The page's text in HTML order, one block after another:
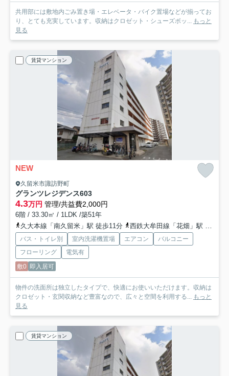
共用部には敷地内ごみ置き場・エレベータ・バイク置場などが揃ってお
り、とても充実しています。収納はクロゼット・シューズボッ... もっと
見る
賃貸マンション
NEW
久留米市諏訪野町
グランツレジデンス603
4.3万円 管理/共益費2,000円
6階 / 33.30㎡ / 1LDK /築51年
久大本線「南久留米」駅 徒歩11分
西鉄大牟田線「花畑」駅 徒歩13分
バス・トイレ別 室内洗濯機置場 エアコン
バルコニー
フローリング
電気有
敷0 即入居可
物件の洗面所は独立したタイプで、快適にお使いいただけます。収納は
クロゼット・玄関収納など豊富なので、広々と空間を利用する... もっと
見る
賃貸マンション